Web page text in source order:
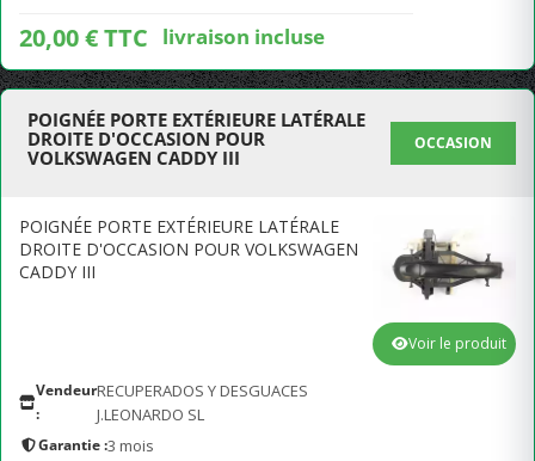
20,00 € TTC livraison incluse
POIGNÉE PORTE EXTÉRIEURE LATÉRALE
DROITE D'OCCASION POUR
VOLKSWAGEN CADDY III
OCCASION
POIGNÉE PORTE EXTÉRIEURE LATÉRALE
DROITE D'OCCASION POUR VOLKSWAGEN
CADDY III
Vendeur
:
RECUPERADOS Y DESGUACES
J.LEONARDO SL
Garantie :3 mois
Voir le produit